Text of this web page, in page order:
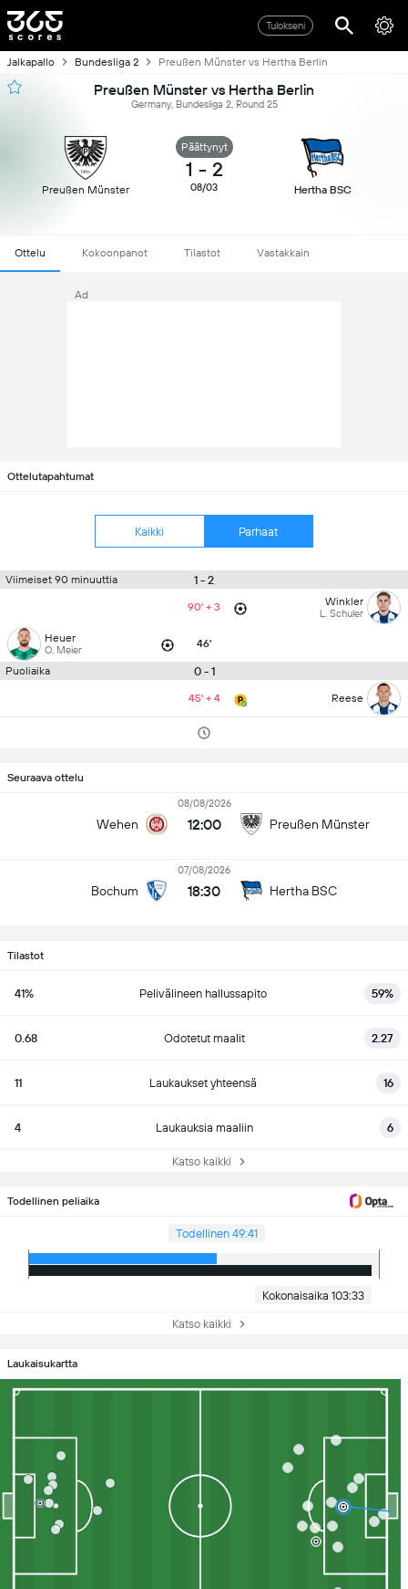
Tulokseni
Jalkapallo Bundesliga 2 Preußen Münster vs Hertha Berlin
Preußen Münster vs Hertha Berlin
Germany, Bundesliga 2, Round 25
Preußen Münster
Päättynyt
1 - 2
08/03 Hertha BSC
Ottelu Kokoonpanot Tilastot Vastakkain
Ad
Ottelutapahtumat
Kaikki Parhaat
Viimeiset 90 minuuttia 1 - 2
90' + 3 Winkler
L. Schuler
Heuer
O. Meier 46'
Puoliaika 0 - 1
45' + 4 Reese
Seuraava ottelu
Wehen
08/08/2026
12:00 Preußen Münster
Bochum
07/08/2026
18:30 Hertha BSC
Tilastot
41% Pelivälineen hallussapito 59%
0.68 Odotetut maalit 2.27
11 Laukaukset yhteensä 16
4 Laukauksia maaliin 6
Katso kaikki
Todellinen peliaika
Todellinen 49:41
Kokonaisaika 103:33
Katso kaikki
Laukaisukartta